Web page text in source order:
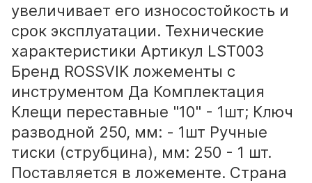
увеличивает его износостойкость и
срок эксплуатации. Технические
характеристики Артикул LST003
Брeнд ROSSVIK ложементы с
инструментом Да Комплектация
Клещи переставные "10" - 1шт; Ключ
разводной 250, мм: - 1шт Ручные
тиски (струбцина), мм: 250 - 1 шт.
Поставляется в ложементе. Страна